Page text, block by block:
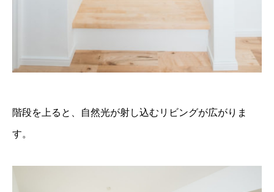
階段を上ると、自然光が射し込むリビングが広がりま
す。